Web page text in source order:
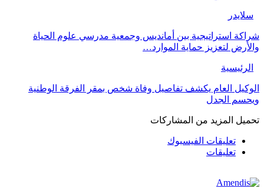
سلايدر
شراكة استراتيجية بين أمانديس وجمعية مدرسي علوم الحياة
والأرض لتعزيز حماية الموارد…
الرئيسية
الوكيل العام يكشف تفاصيل وفاة شخص بمقر الفرقة الوطنية
ويحسم الجدل
تحميل المزيد من المشاركات
تعليقات الفيسبوك
تعليقات